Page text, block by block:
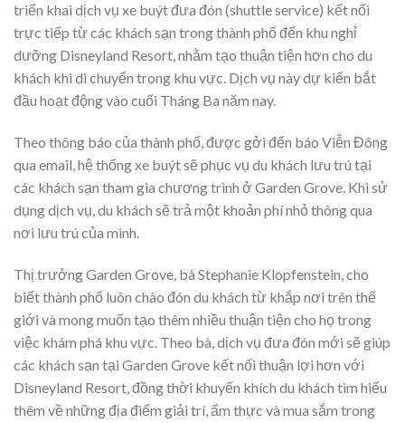
triển khai dịch vụ xe buýt đưa đón (shuttle service) kết nối
trực tiếp từ các khách sạn trong thành phố đến khu nghỉ
dưỡng Disneyland Resort, nhằm tạo thuận tiện hơn cho du
khách khi di chuyển trong khu vực. Dịch vụ này dự kiến bắt
đầu hoạt động vào cuối Tháng Ba năm nay.
Theo thông báo của thành phố, được gởi đến báo Viễn Đông
qua email, hệ thống xe buýt sẽ phục vụ du khách lưu trú tại
các khách sạn tham gia chương trình ở Garden Grove. Khi sử
dụng dịch vụ, du khách sẽ trả một khoản phí nhỏ thông qua
nơi lưu trú của mình.
Thị trưởng Garden Grove, bà Stephanie Klopfenstein, cho
biết thành phố luôn chào đón du khách từ khắp nơi trên thế
giới và mong muốn tạo thêm nhiều thuận tiện cho họ trong
việc khám phá khu vực. Theo bà, dịch vụ đưa đón mới sẽ giúp
các khách sạn tại Garden Grove kết nối thuận lợi hơn với
Disneyland Resort, đồng thời khuyến khích du khách tìm hiểu
thêm về những địa điểm giải trí, ẩm thực và mua sắm trong